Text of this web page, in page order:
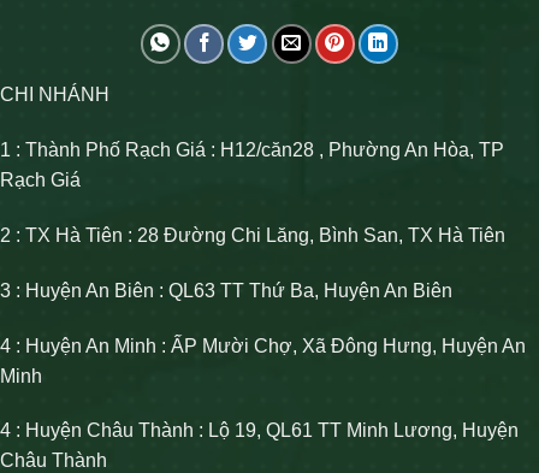
CHI NHÁNH
1 : Thành Phố Rạch Giá : H12/căn28 , Phường An Hòa, TP
Rạch Giá
2 : TX Hà Tiên : 28 Đường Chi Lăng, Bình San, TX Hà Tiên
3 : Huyện An Biên : QL63 TT Thứ Ba, Huyện An Biên
4 : Huyện An Minh : ẤP Mười Chợ, Xã Đông Hưng, Huyện An
Minh
4 : Huyện Châu Thành : Lộ 19, QL61 TT Minh Lương, Huyện
Châu Thành